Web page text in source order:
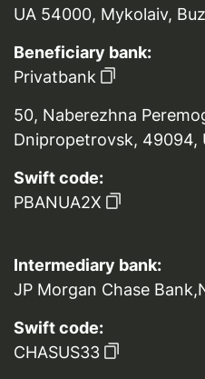
UA 54000, Mykolaiv,
Beneficiary bank:
Privatbank
50, Naberezhna
Dnipropetrovsk, 49094,
Swift code:
PBANUA2X
Intermediary bank:
JP Morgan Chase
Swift code:
CHASUS33